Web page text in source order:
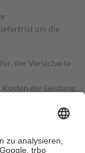
um die
der Versicherte
der Leistung